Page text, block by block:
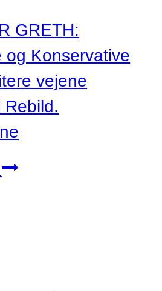
GRETH:
og Konservative
vejene
Rebild.
JESPER